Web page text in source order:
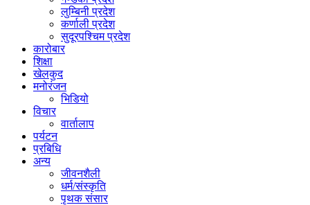
लुम्बिनी प्रदेश
कर्णाली प्रदेश
सुदूरपश्चिम प्रदेश
कारोबार
शिक्षा
खेलकुद
मनोरंजन
भिडियो
विचार
वार्तालाप
पर्यटन
प्रबिधि
अन्य
जीवनशैली
धर्म/संस्कृति
पृथक संसार